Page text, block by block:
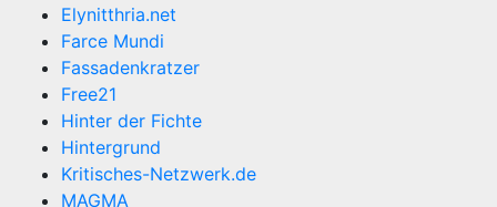
Elynitthria.net
Farce Mundi
Fassadenkratzer
Free21
Hinter der Fichte
Hintergrund
Kritisches-Netzwerk.de
MAGMA